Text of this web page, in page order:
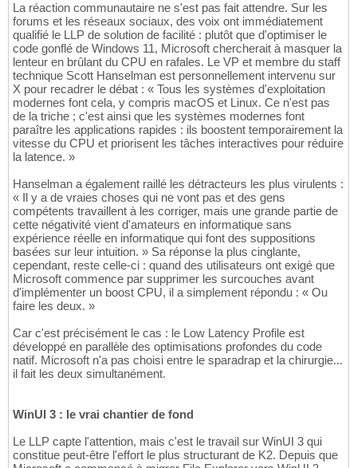
La réaction communautaire ne s'est pas fait attendre. Sur les
forums et les réseaux sociaux, des voix ont immédiatement
qualifié le LLP de solution de facilité : plutôt que d'optimiser le
code gonflé de Windows 11, Microsoft chercherait à masquer la
lenteur en brûlant du CPU en rafales. Le VP et membre du staff
technique Scott Hanselman est personnellement intervenu sur
X pour recadrer le débat : « Tous les systèmes d'exploitation
modernes font cela, y compris macOS et Linux. Ce n'est pas
de la triche ; c'est ainsi que les systèmes modernes font
paraître les applications rapides : ils boostent temporairement la
vitesse du CPU et priorisent les tâches interactives pour réduire
la latence. »
Hanselman a également raillé les détracteurs les plus virulents :
« Il y a de vraies choses qui ne vont pas et des gens
compétents travaillent à les corriger, mais une grande partie de
cette négativité vient d'amateurs en informatique sans
expérience réelle en informatique qui font des suppositions
basées sur leur intuition. » Sa réponse la plus cinglante,
cependant, reste celle-ci : quand des utilisateurs ont exigé que
Microsoft commence par supprimer les surcouches avant
d'implémenter un boost CPU, il a simplement répondu : « Ou
faire les deux. »
Car c'est précisément le cas : le Low Latency Profile est
développé en parallèle des optimisations profondes du code
natif. Microsoft n'a pas choisi entre le sparadrap et la chirurgie...
il fait les deux simultanément.
WinUI 3 : le vrai chantier de fond
Le LLP capte l'attention, mais c'est le travail sur WinUI 3 qui
constitue peut-être l'effort le plus structurant de K2. Depuis que